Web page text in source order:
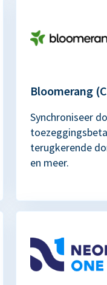
Bloomerang
Synchroniseer
terugkerende
en meer.